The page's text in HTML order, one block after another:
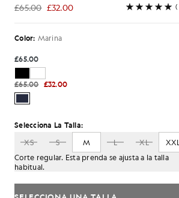
£65.00 £32.00
£32.00 (
Color: Marina
£65.00
£65.00 £32.00
Selecciona La Talla:
XS
S M L XL
XXL
Corte regular. Esta prenda se ajusta a la talla
habitual.